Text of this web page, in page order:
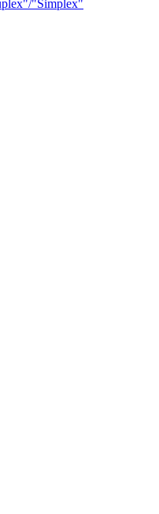
"Simplex"